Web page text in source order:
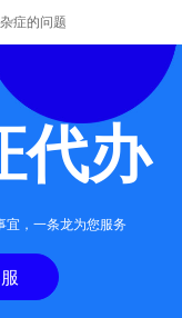
症的问题
代办
宜，一条龙为您服务